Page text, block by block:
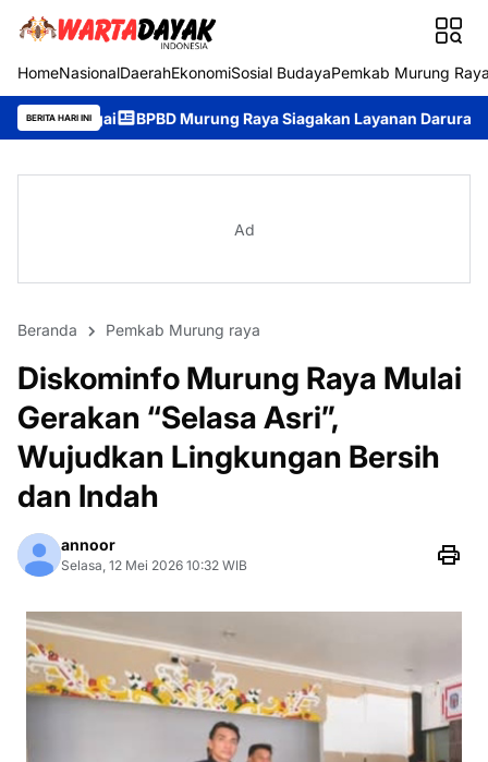
HomeNasionalDaerahEkonomiSosial BudayaPemkab Murung
BERITA HARI INI
Murung Raya Siagakan Layanan Darurat 24 Jam,
Ad
Beranda Pemkab Murung raya
Diskominfo Murung Raya Mulai
Gerakan “Selasa Asri”,
Wujudkan Lingkungan Bersih
dan Indah
annoor
Selasa, 12 Mei 2026 10:32 WIB